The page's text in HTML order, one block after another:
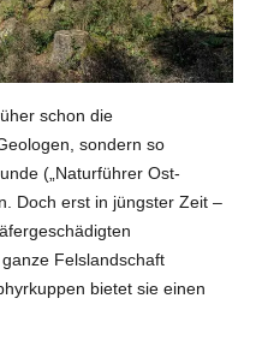
schon die
sondern so
(„Naturführer Ost-
Doch erst in jüngster Zeit –
Felslandschaft
bietet sie einen